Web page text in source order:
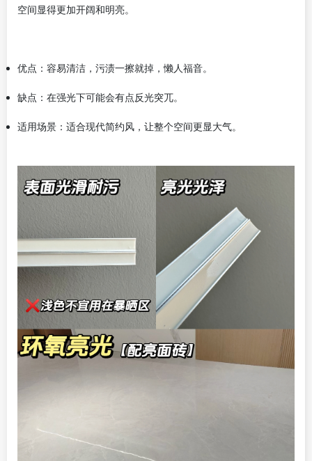
空间显得更加开阔和明亮。
优点：容易清洁，污渍一擦就掉，懒人福音。
缺点：在强光下可能会有点反光突兀。
适用场景：适合现代简约风，让整个空间更显大气。